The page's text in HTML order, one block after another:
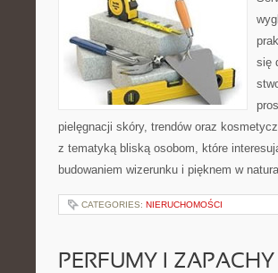
się
pielęgnacji skóry, trendów oraz
z tematyką bliską osobom, które
budowaniem wizerunku i pięknem w
CATEGORIES: NIERUCHOMOŚCI
PERFUMY I ZAPACHY